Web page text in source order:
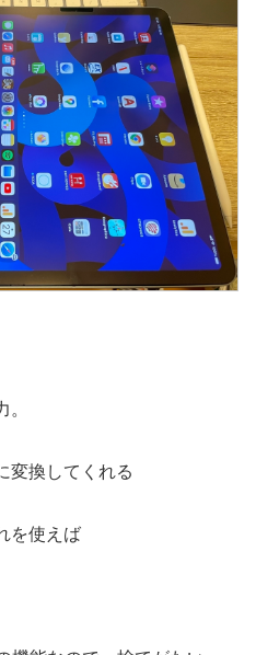
変換してくれる
を使えば